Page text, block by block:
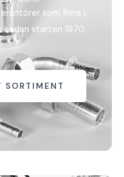
som finns i
starten 1970.
SORTIMENT